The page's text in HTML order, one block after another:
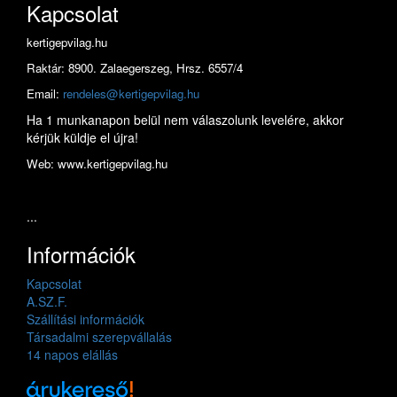
Kapcsolat
kertigepvilag.hu
Raktár: 8900. Zalaegerszeg, Hrsz. 6557/4
Email: rendeles@kertigepvilag.hu
Ha 1 munkanapon belül nem válaszolunk levelére, akkor
kérjük küldje el újra!
Web: www.kertigepvilag.hu
...
Információk
Kapcsolat
A.SZ.F.
Szállítási információk
Társadalmi szerepvállalás
14 napos elállás